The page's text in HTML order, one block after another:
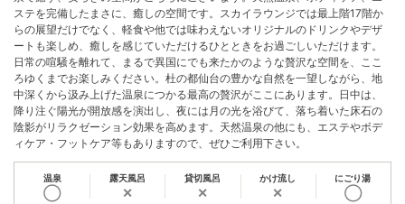
ステを完備したまさに、癒しの空間です。スカイラウンジでは最上階17階か
らの展望だけでなく、軽食や他では味わえないオリジナルのドリンクやデザ
ートも楽しめ、癒しを感じていただけるひとときをお過ごしいただけます。
日常の喧騒を離れて、まるで異国にでも来たかのような贅沢な空間を、ここ
ろゆくまでお楽しみください。杜の都仙台の豊かな自然を一望しながら、地
中深くから汲み上げた温泉につかる最高の贅沢がここにあります。日中は、
降り注ぐ陽光が開放感を演出し、夜には月の光を浴びて、落ち着いた床石の
陰影がリラクゼーション効果を高めます。天然温泉の他にも、エステやボデ
ィケア・フットケア等もありますので、ぜひご利用下さい。
温泉
◯
露天風呂
✕
貸切風呂
✕
かけ流し
✕
にごり湯
◯